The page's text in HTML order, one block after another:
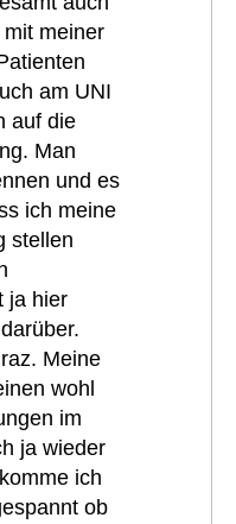
meiner
am UNI
auf die
Man
und es
ich meine
stellen
ja hier
Meine
wohl
im
ja wieder
ich
ob